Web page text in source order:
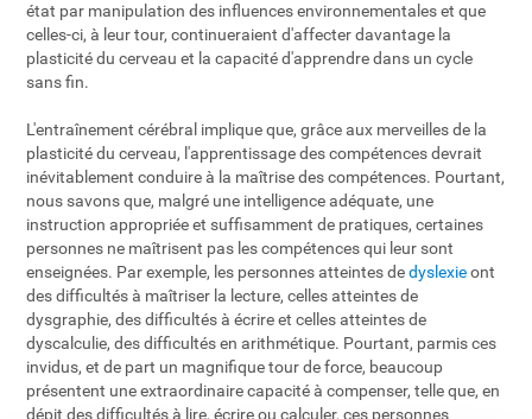
état par manipulation des influences environnementales et que
celles-ci, à leur tour, continueraient d'affecter davantage la
plasticité du cerveau et la capacité d'apprendre dans un cycle
sans fin.
L'entraînement cérébral implique que, grâce aux merveilles de la
plasticité du cerveau, l'apprentissage des compétences devrait
inévitablement conduire à la maîtrise des compétences. Pourtant,
nous savons que, malgré une intelligence adéquate, une
instruction appropriée et suffisamment de pratiques, certaines
personnes ne maîtrisent pas les compétences qui leur sont
enseignées. Par exemple, les personnes atteintes dedyslexieont
des difficultés à maîtriser la lecture, celles atteintes de
dysgraphie, des difficultés à écrire et celles atteintes de
dyscalculie, des difficultés en arithmétique. Pourtant, parmis ces
invidus, et de part un magnifique tour de force, beaucoup
présentent une extraordinaire capacité à compenser, telle que, en
dépit des difficultés à lire, écrire ou calculer, ces personnes